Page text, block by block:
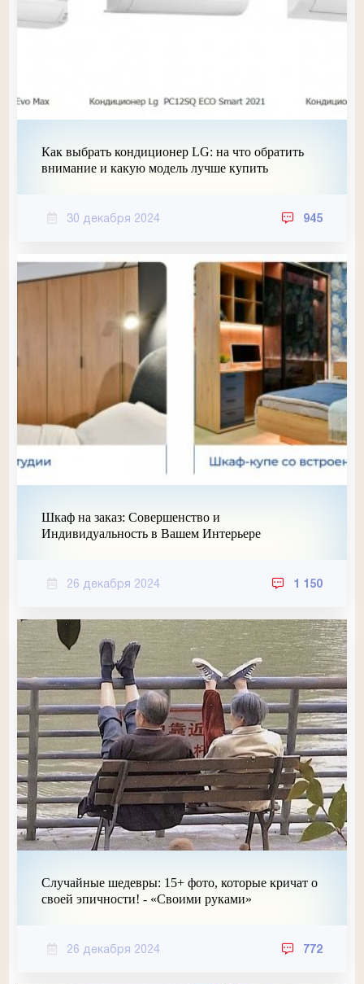
Как выбрать кондиционер LG: на что обратить
внимание и какую модель лучше купить
30 декабря 2024 945
Шкаф на заказ: Совершенство и
Индивидуальность в Вашем Интерьере
26 декабря 2024 1 150
Случайные шедевры: 15+ фото, которые кричат о
своей эпичности! - «Своими руками»
26 декабря 2024 772